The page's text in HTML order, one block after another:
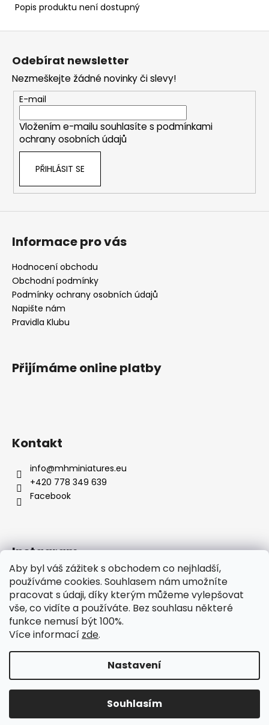
Aby byl váš zážitek s obchodem co nejhladší,
používáme cookies. Souhlasem nám umožníte
pracovat s údaji, díky kterým můžeme vylepšovat
vše, co vidíte a používáte. Bez souhlasu některé
funkce nemusí být 100%.
Více informací zde.
Nastavení
Souhlasím
Popis produktu není dostupný
Z
Odebírat newsletter
Nezmeškejte žádné novinky či slevy!
E-mail
Vložením e-mailu souhlasíte s podmínkami
ochrany osobních údajů
PŘIHLÁSIT SE
Informace pro vás
Hodnocení obchodu
Obchodní podmínky
Podmínky ochrany osobních údajů
Napište nám
Pravidla Klubu
Přijímáme online platby
Kontakt
info@mhminiatures.eu
+420 778 349 639
Facebook
Instagram
Komunita O Nás Klubovna Soutěže
Hodnocení zákazníků
Copyright 2026MH Miniatures. Všechna práva
Upravit nastavení cookies